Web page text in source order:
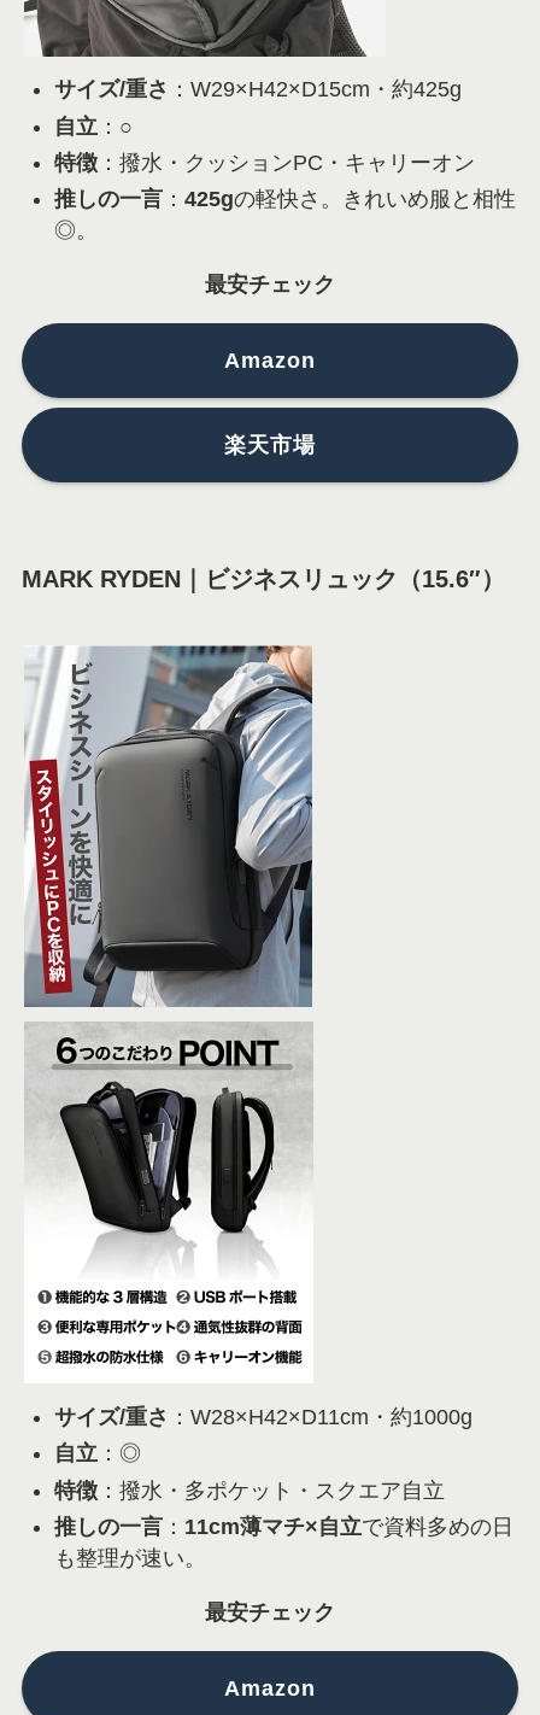
サイズ/重さ ：W29×H42×D15cm・約425g
自立 ：○
特徴：撥水・クッションPC・キャリーオン
推しの一言： 425gの軽快さ。きれいめ服と相性
◎。
最安チェック
Amazon
楽天市場
MARK RYDEN｜ビジネスリュック（15.6″）
サイズ/重さ ：W28×H42×D11cm・約1000g
自立：◎
特徴：撥水・多ポケット・スクエア自立
推しの一言： 11cm薄マチ×自立で資料多めの日
も整理が速い。
最安チェック
Amazon